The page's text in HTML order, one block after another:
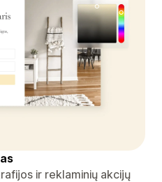
ir reklaminių akcijų